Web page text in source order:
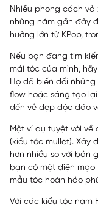
Nhiều phong cách
những năm gần đây
hưởng lớn từ KPop,
Nếu bạn đang tìm
mái tóc của mình,
Họ đã biến đổi
flow hoặc sáng tạo
đến vẻ đẹp độc đáo
Một ví dụ tuyệt vời
(kiểu tóc mullet). Xây
hơn nhiều so với bản
bạn có một diện
mẫu tóc hoàn hảo
Với các kiểu tóc nam